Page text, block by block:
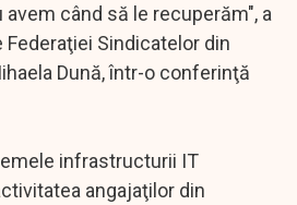
când să le recuperăm", a
Sindicatelor din
Dună, într-o conferinţă
infrastructurii IT
angajaţilor din